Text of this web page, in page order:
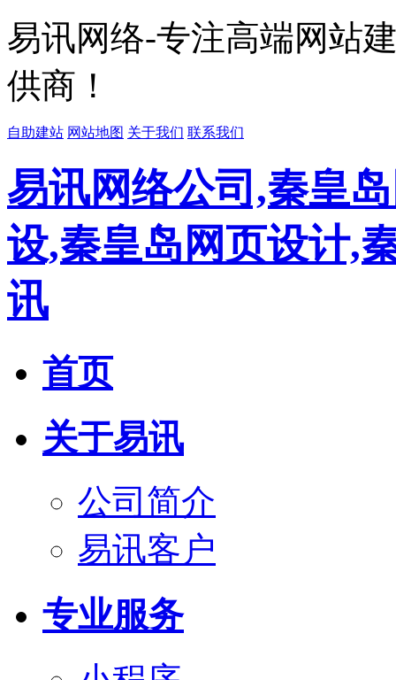
易讯网络-专注高端网站
供商！
自助建站 网站地图 关于我们 联系我们
易讯网络公司,秦皇
设,秦皇岛网页设计,
讯
首页
关于易讯
公司简介
易讯客户
专业服务